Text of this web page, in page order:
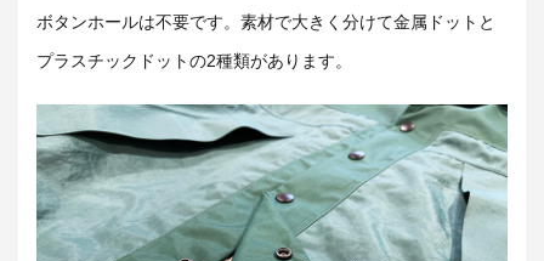
ボタンホールは不要です。素材で大きく分けて金属ドットと
プラスチックドットの2種類があります。